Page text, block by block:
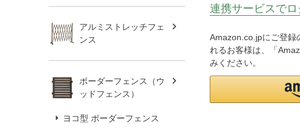
アルミストレッチフェ
ンス
ボーダーフェンス（ウ
ッドフェンス）
ヨコ型 ボーダーフェンス
連携サービスで
Amazon.co.jpにご登録
れるお客様は、「
みください。